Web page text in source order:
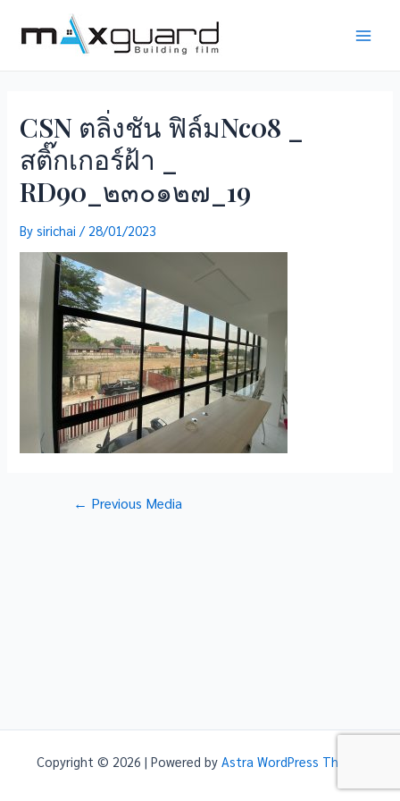
content
CSN ตลิ่งชัน ฟิล์มNc08 _
สติ๊กเกอร์ฝ้า _
RD90_๒๓๐๑๒๗_19
Bysirichai / 28/01/2023
Post← Previous Media
Copyright © 2026 | Powered by Astra WordPress Theme